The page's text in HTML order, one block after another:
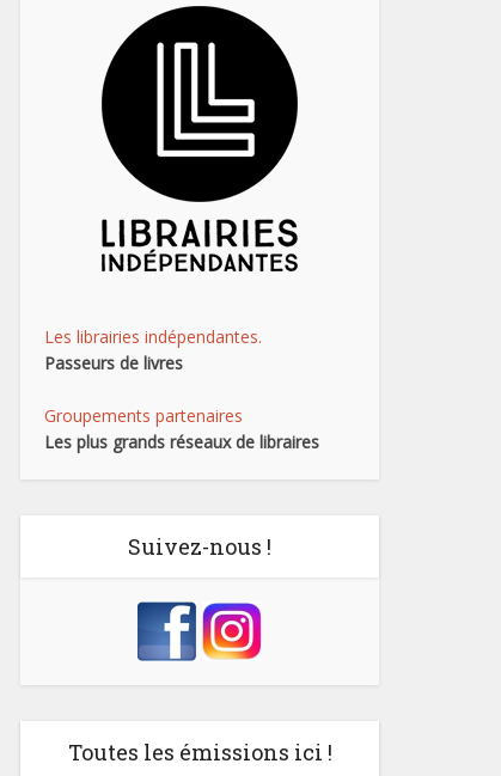
Les librairies indépendantes.
Passeurs de livres
Groupements partenaires
Les plus grands réseaux de libraires
Suivez-nous !
Toutes les émissions ici !